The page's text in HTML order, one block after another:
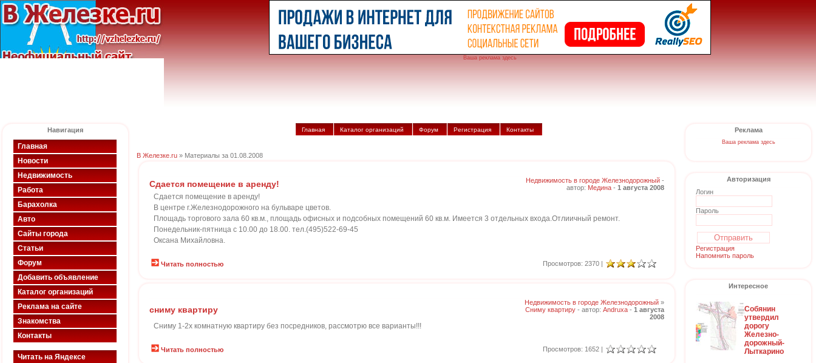
Ваша реклама здесь
Навигация
Главная
Новости
Недвижимость
Работа
Барахолка
Авто
Сайты города
Статьи
Форум
Добавить объявление
Каталог организаций
Реклама на сайте
Знакомства
Контакты
Читать на Яндексе
Главная Каталог организаций Форум Регистрация Контакты
В Железке.ru » Материалы за 01.08.2008
Сдается помещение в аренду! Недвижимость в городе Железнодорожный -
автор: Медина - 1 августа 2008
Сдается помещение в аренду!
В центре г.Железнодорожного на бульваре цветов.
Площадь торгового зала 60 кв.м., площадь офисных и подсобных помещений 60 кв.м. Имеется 3 отдельных входа.Отлиичный ремонт.
Понедельник-пятница с 10.00 до 18.00. тел.(495)522-69-45
Оксана Михайловна.
Читать полностью Просмотров: 2370 |
сниму квартиру
Недвижимость в городе Железнодорожный »
Сниму квартиру - автор: Andruxa - 1 августа
2008
Сниму 1-2х комнатную квартиру без посредников, рассмотрю все варианты!!!
Читать полностью Просмотров: 1652 |
Реклама
Ваша реклама здесь
Авторизация
Логин
Пароль
Регистрация
Напомнить пароль
Интересное
Собянин
утвердил
дорогу
Железно-
дорожный-
Лыткарино